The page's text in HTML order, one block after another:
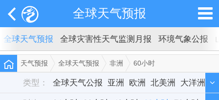
全球天气预报
全球天气预报 全球灾害性天气监测月报 环境气象公报
天气预报 全球天气预报 非洲 60小时
类型： 全球天气公报 亚洲 欧洲 北美洲 大洋洲